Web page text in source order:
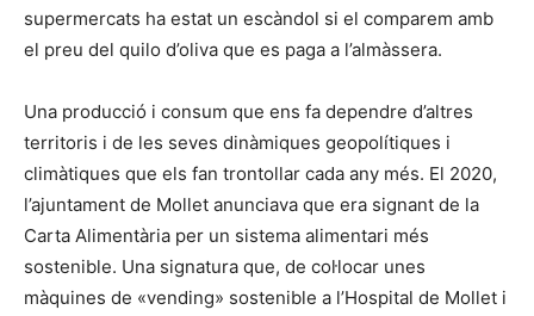
supermercats ha estat un escàndol si el comparem amb
el preu del quilo d’oliva que es paga a l’almàssera.
Una producció i consum que ens fa dependre d’altres
territoris i de les seves dinàmiques geopolítiques i
climàtiques que els fan trontollar cada any més. El 2020,
l’ajuntament de Mollet anunciava que era signant de la
Carta Alimentària per un sistema alimentari més
sostenible. Una signatura que, de col·locar unes
màquines de «vending» sostenible a l’Hospital de Mollet i